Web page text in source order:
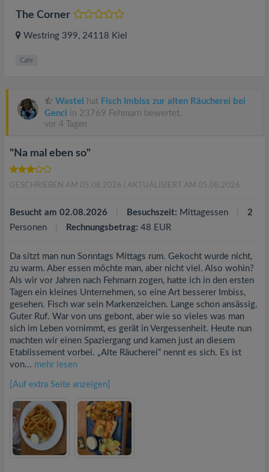
The Corner
Westring 399, 24118 Kiel
Cafe
Wastel hat Fisch Imbiss zur alten Räucherei bei
Genci in 23769 Fehmarn bewertet.
vor 4 Tagen
"Na mal eben so"
GESCHRIEBEN AM 05.08.2026 | AKTUALISIERT AM 05.08.2026
Besucht am 02.08.2026 Besuchszeit: Mittagessen
2
Personen
Rechnungsbetrag: 48 EUR
Da sitzt man nun Sonntags Mittags rum. Gekocht wurde nicht,
zu warm. Aber essen möchte man, aber nicht viel. Also wohin?
Als wir vor Jahren nach Fehmarn zogen, hatte ich in den ersten
Tagen ein kleines Unternehmen, so eine Art besserer Imbiss,
gesehen. Fisch war sein Markenzeichen. Lange schon ansässig.
Guter Ruf. War von uns gebont, aber wie so vieles was man
sich im Leben vornimmt, es gerät in Vergessenheit. Heute nun
machten wir einen Spaziergang und kamen just an diesem
Etablissement vorbei. „Alte Räucherei“ nennt es sich. Es ist
von... mehr lesen
[Auf extra Seite anzeigen]